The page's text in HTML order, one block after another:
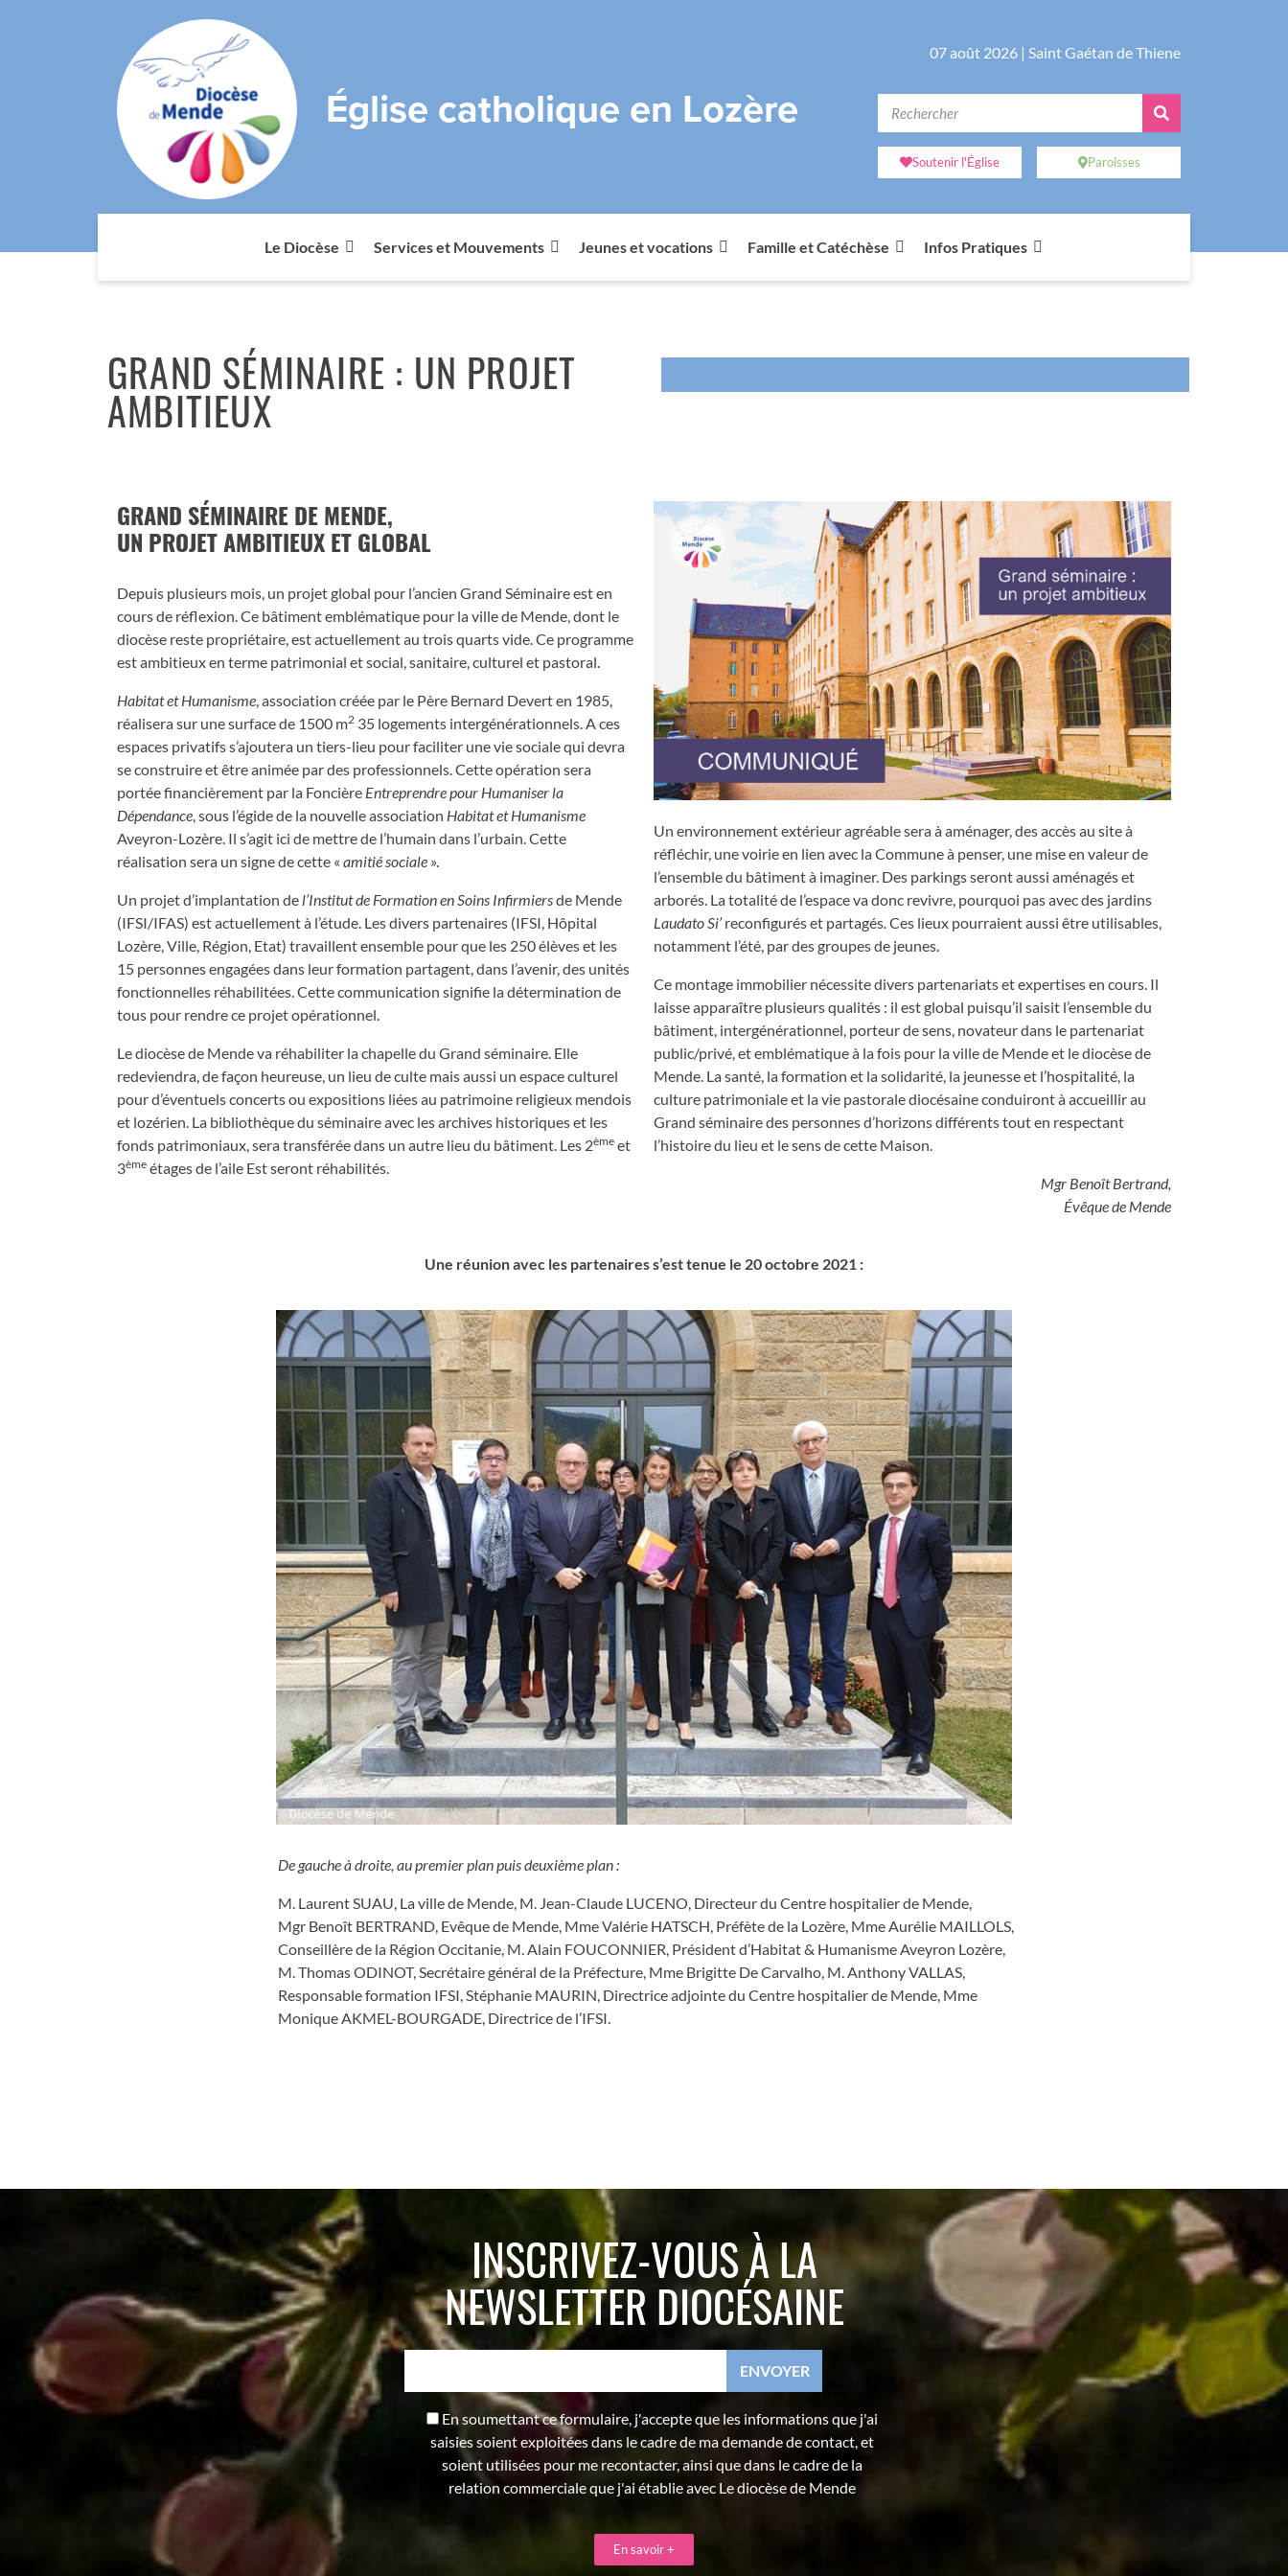
Église catholique en Lozère
07 août 2026 | Saint Gaétan de Thiene
Soutenir l'Église Paroisses
Le Diocèse Services et Mouvements Jeunes et vocations Famille et Catéchèse Infos Pratiques
GRAND SÉMINAIRE : UN PROJET
AMBITIEUX
GRAND SÉMINAIRE DE MENDE,
UN PROJET AMBITIEUX ET GLOBAL
Depuis plusieurs mois, un projet global pour l’ancien Grand Séminaire est en
cours de réflexion. Ce bâtiment emblématique pour la ville de Mende, dont le
diocèse reste propriétaire, est actuellement au trois quarts vide. Ce programme
est ambitieux en terme patrimonial et social, sanitaire, culturel et pastoral.
Habitat et Humanisme, association créée par le Père Bernard Devert en 1985,
réalisera sur une surface de 1500 m2 35 logements intergénérationnels. A ces
espaces privatifs s’ajoutera un tiers-lieu pour faciliter une vie sociale qui devra
se construire et être animée par des professionnels. Cette opération sera
portée financièrement par la Foncière Entreprendre pour Humaniser la
Dépendance, sous l’égide de la nouvelle association Habitat et Humanisme
Aveyron-Lozère. Il s’agit ici de mettre de l’humain dans l’urbain. Cette
réalisation sera un signe de cette « amitié sociale ».
Un projet d’implantation de l’Institut de Formation en Soins Infirmiersde Mende
(IFSI/IFAS) est actuellement à l’étude. Les divers partenaires (IFSI, Hôpital
Lozère, Ville, Région, Etat) travaillent ensemble pour que les 250 élèves et les
15 personnes engagées dans leur formation partagent, dans l’avenir, des unités
fonctionnelles réhabilitées. Cette communication signifie la détermination de
tous pour rendre ce projet opérationnel.
Le diocèse de Mende va réhabiliter la chapelle du Grand séminaire. Elle
redeviendra, de façon heureuse, un lieu de culte mais aussi un espace culturel
pour d’éventuels concerts ou expositions liées au patrimoine religieux mendois
et lozérien. La bibliothèque du séminaire avec les archives historiques et les
fonds patrimoniaux, sera transférée dans un autre lieu du bâtiment. Les 2ème et
3ème étages de l’aile Est seront réhabilités.
Un environnement extérieur agréable sera à aménager, des accès au site à
réfléchir, une voirie en lien avec la Commune à penser, une mise en valeur de
l’ensemble du bâtiment à imaginer. Des parkings seront aussi aménagés et
arborés. La totalité de l’espace va donc revivre, pourquoi pas avec des jardins
Laudato Si’reconfigurés et partagés.Ces lieux pourraient aussi être utilisables,
notamment l’été, par des groupes de jeunes.
Ce montage immobilier nécessite divers partenariats et expertises en cours. Il
laisse apparaître plusieurs qualités : il est global puisqu’il saisit l’ensemble du
bâtiment, intergénérationnel, porteur de sens, novateur dans le partenariat
public/privé, et emblématique à la fois pour la ville de Mende et le diocèse de
Mende. La santé, la formation et la solidarité, la jeunesse et l’hospitalité, la
culture patrimoniale et la vie pastorale diocésaine conduiront à accueillir au
Grand séminaire des personnes d’horizons différents tout en respectant
l’histoire du lieu et le sens de cette Maison.
Mgr Benoît Bertrand,
Évêque de Mende
Une réunion avec les partenaires s’est tenue le 20 octobre 2021 :
De gauche à droite, au premier plan puis deuxième plan :
M. Laurent SUAU, La ville de Mende, M. Jean-Claude LUCENO, Directeur du Centre hospitalier de Mende,
Mgr Benoît BERTRAND, Evêque de Mende, Mme Valérie HATSCH, Préfète de la Lozère, Mme Aurélie MAILLOLS,
Conseillère de la Région Occitanie, M. Alain FOUCONNIER, Président d’Habitat & Humanisme Aveyron Lozère,
M. Thomas ODINOT, Secrétaire général de la Préfecture, Mme Brigitte De Carvalho, M. Anthony VALLAS,
Responsable formation IFSI, Stéphanie MAURIN, Directrice adjointe du Centre hospitalier de Mende, Mme
Monique AKMEL-BOURGADE, Directrice de l’IFSI.
INSCRIVEZ-VOUS À LA
NEWSLETTER DIOCÉSAINE
En soumettant ce formulaire, j'accepte que les informations que j'ai
saisies soient exploitées dans le cadre de ma demande de contact, et
soient utilisées pour me recontacter, ainsi que dans le cadre de la
relation commerciale que j'ai établie avec Le diocèse de Mende
En savoir +